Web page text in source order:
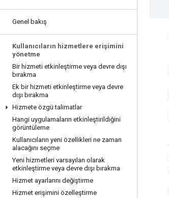
Genel bakış
Kullanıcıların hizmetlere erişimini
yönetme
Bir hizmeti etkinleştirme veya devre dışı
bırakma
Ek bir hizmeti etkinleştirme veya devre
dışı bırakma
Hizmete özgü talimatlar
Hangi uygulamaların etkinleştirildiğini
görüntüleme
Kullanıcıların yeni özellikleri ne zaman
alacağını seçme
Yeni hizmetleri varsayılan olarak
etkinleştirme veya devre dışı bırakma
Hizmet ayarlarını değiştirme
Hizmet erişimini özelleştirme